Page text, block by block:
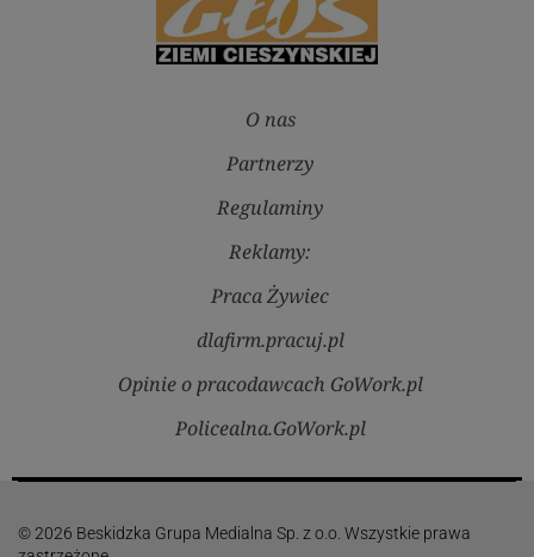
O nas
Partnerzy
Regulaminy
Reklamy:
Praca Żywiec
dlafirm.pracuj.pl
Opinie o pracodawcach GoWork.pl
Policealna.GoWork.pl
© 2026 Beskidzka Grupa Medialna Sp. z o.o. Wszystkie prawa